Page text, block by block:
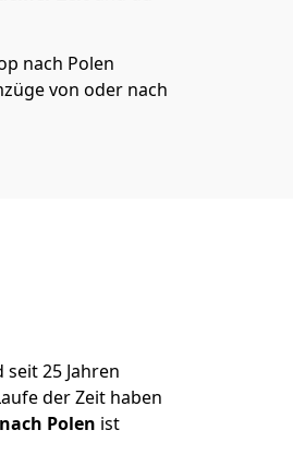
nach Polen
von oder nach
seit25 Jahren
der Zeit haben
Polen ist